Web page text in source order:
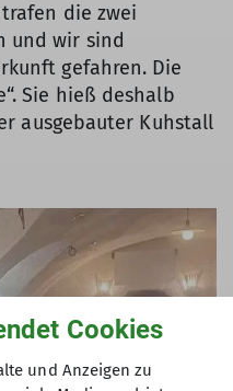
die zwei
und wir sind
gefahren. Die
Sie hieß deshalb
ausgebauter Kuhstall
Cookies
und Anzeigen zu